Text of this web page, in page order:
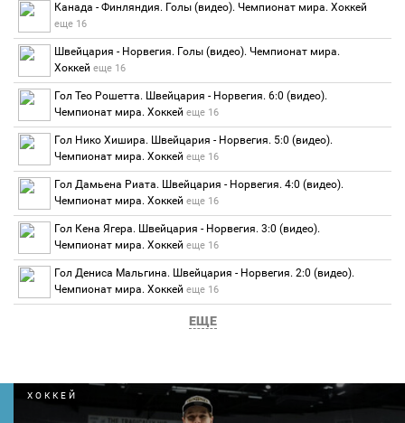
Канада - Финляндия. Голы (видео). Чемпионат мира. Хоккей
еще 16
Швейцария - Норвегия. Голы (видео). Чемпионат мира.
Хоккей еще 16
Гол Тео Рошетта. Швейцария - Норвегия. 6:0 (видео).
Чемпионат мира. Хоккей еще 16
Гол Нико Хишира. Швейцария - Норвегия. 5:0 (видео).
Чемпионат мира. Хоккей еще 16
Гол Дамьена Риата. Швейцария - Норвегия. 4:0 (видео).
Чемпионат мира. Хоккей еще 16
Гол Кена Ягера. Швейцария - Норвегия. 3:0 (видео).
Чемпионат мира. Хоккей еще 16
Гол Дениса Мальгина. Швейцария - Норвегия. 2:0 (видео).
Чемпионат мира. Хоккей еще 16
ЕЩЕ
ХОККЕЙ